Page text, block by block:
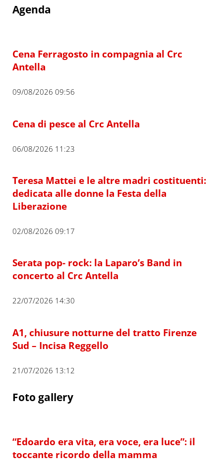
Agenda
Cena Ferragosto in compagnia al Crc
Antella
09/08/2026 09:56
Cena di pesce al Crc Antella
06/08/2026 11:23
Teresa Mattei e le altre madri costituenti:
dedicata alle donne la Festa della
Liberazione
02/08/2026 09:17
Serata pop- rock: la Laparo’s Band in
concerto al Crc Antella
22/07/2026 14:30
A1, chiusure notturne del tratto Firenze
Sud – Incisa Reggello
21/07/2026 13:12
Foto gallery
“Edoardo era vita, era voce, era luce”: il
toccante ricordo della mamma